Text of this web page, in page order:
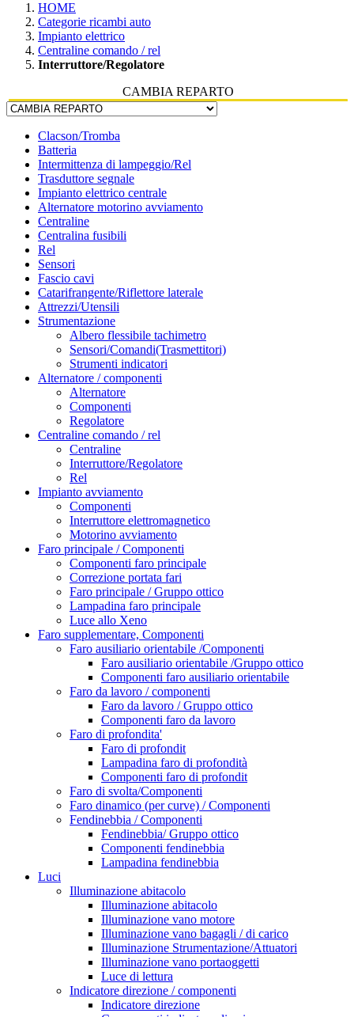
HOME
Categorie ricambi auto
Impianto elettrico
Centraline comando / rel
Interruttore/Regolatore
CAMBIA REPARTO
Clacson/Tromba
Batteria
Intermittenza di lampeggio/Rel
Trasduttore segnale
Impianto elettrico centrale
Alternatore motorino avviamento
Centraline
Centralina fusibili
Rel
Sensori
Fascio cavi
Catarifrangente/Riflettore laterale
Attrezzi/Utensili
Strumentazione
Albero flessibile tachimetro
Sensori/Comandi(Trasmettitori)
Strumenti indicatori
Alternatore / componenti
Alternatore
Componenti
Regolatore
Centraline comando / rel
Centraline
Interruttore/Regolatore
Rel
Impianto avviamento
Componenti
Interruttore elettromagnetico
Motorino avviamento
Faro principale / Componenti
Componenti faro principale
Correzione portata fari
Faro principale / Gruppo ottico
Lampadina faro principale
Luce allo Xeno
Faro supplementare, Componenti
Faro ausiliario orientabile /Componenti
Faro ausiliario orientabile /Gruppo ottico
Componenti faro ausiliario orientabile
Faro da lavoro / componenti
Faro da lavoro / Gruppo ottico
Componenti faro da lavoro
Faro di profondita'
Faro di profondit
Lampadina faro di profondità
Componenti faro di profondit
Faro di svolta/Componenti
Faro dinamico (per curve) / Componenti
Fendinebbia / Componenti
Fendinebbia/ Gruppo ottico
Componenti fendinebbia
Lampadina fendinebbia
Luci
Illuminazione abitacolo
Illuminazione abitacolo
Illuminazione vano motore
Illuminazione vano bagagli / di carico
Illuminazione Strumentazione/Attuatori
Illuminazione vano portaoggetti
Luce di lettura
Indicatore direzione / componenti
Indicatore direzione